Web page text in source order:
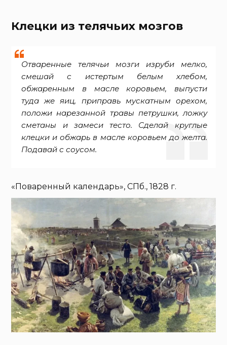
Клецки из телячьих мозгов
Отваренные телячьи мозги изруби мелко,
смешай с истертым белым хлебом,
обжаренным в масле коровьем, выпусти
туда же яиц, приправь мускатным орехом,
положи нарезанной травы петрушки, ложку
сметаны и замеси тесто. Сделай круглые
клецки и обжарь в масле коровьем до желта.
Подавай с соусом.
«Поваренный календарь», СПб., 1828 г.